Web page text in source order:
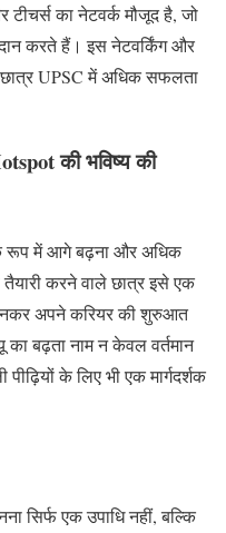
टीचर्स का नेटवर्क मौजूद है, जो
करते हैं। इस नेटवर्किंग और
UPSC में अधिक सफलता
की भविष्य की
के रूप में आगे बढ़ना और अधिक
करने वाले छात्र इसे एक
अपने करियर की शुरुआत
बढ़ता नाम न केवल वर्तमान
के लिए भी एक मार्गदर्शक
सिर्फ एक उपाधि नहीं, बल्कि